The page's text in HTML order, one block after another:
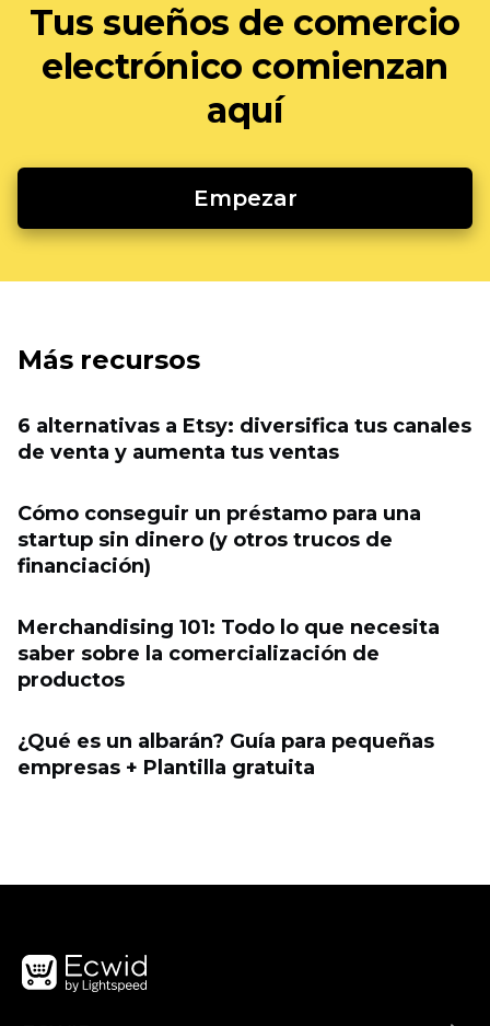
Tus sueños de comercio
electrónico comienzan
aquí
Empezar
Más recursos
6 alternativas a Etsy: diversifica tus canales
de venta y aumenta tus ventas
Cómo conseguir un préstamo para una
startup sin dinero (y otros trucos de
financiación)
Merchandising 101: Todo lo que necesita
saber sobre la comercialización de
productos
¿Qué es un albarán? Guía para pequeñas
empresas + Plantilla gratuita